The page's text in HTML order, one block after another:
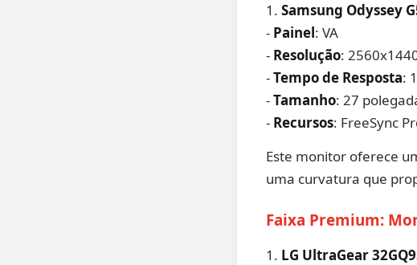
1. Samsung Odyssey
- Painel: VA
- Resolução:
-Tempo de Resposta:
-Tamanho: 27
- Recursos: FreeSync
Este monitor oferece
uma curvatura que
Faixa Premium:
1. LG UltraGear